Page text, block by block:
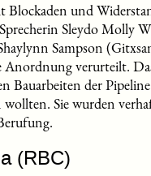
Blockaden und
Sleydo Molly
Sampson
Anordnung verurteilt.
Bauarbeiten der
Sie wurden
(RBC)